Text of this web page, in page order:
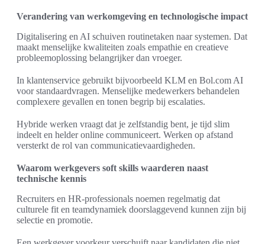
Verandering van werkomgeving en technologische impact
Digitalisering en AI schuiven routinetaken naar systemen. Dat
maakt menselijke kwaliteiten zoals empathie en creatieve
probleemoplossing belangrijker dan vroeger.
In klantenservice gebruikt bijvoorbeeld KLM en Bol.com AI
voor standaardvragen. Menselijke medewerkers behandelen
complexere gevallen en tonen begrip bij escalaties.
Hybride werken vraagt dat je zelfstandig bent, je tijd slim
indeelt en helder online communiceert. Werken op afstand
versterkt de rol van communicatievaardigheden.
Waarom werkgevers soft skills waarderen naast
technische kennis
Recruiters en HR-professionals noemen regelmatig dat
culturele fit en teamdynamiek doorslaggevend kunnen zijn bij
selectie en promotie.